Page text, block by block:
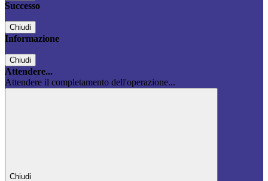
Successo
Chiudi
Informazione
Chiudi
Attendere...
Attendere il completamento dell'operazione...
Chiudi